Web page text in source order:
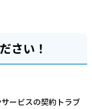
さい！
ービスの契約トラブ